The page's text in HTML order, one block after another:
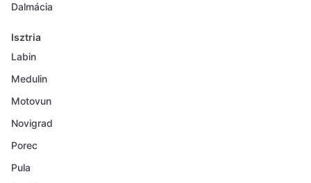
Dalmácia
Isztria
Labin
Medulin
Motovun
Novigrad
Porec
Pula